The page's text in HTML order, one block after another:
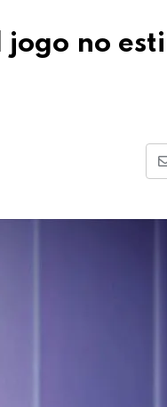
jogo no